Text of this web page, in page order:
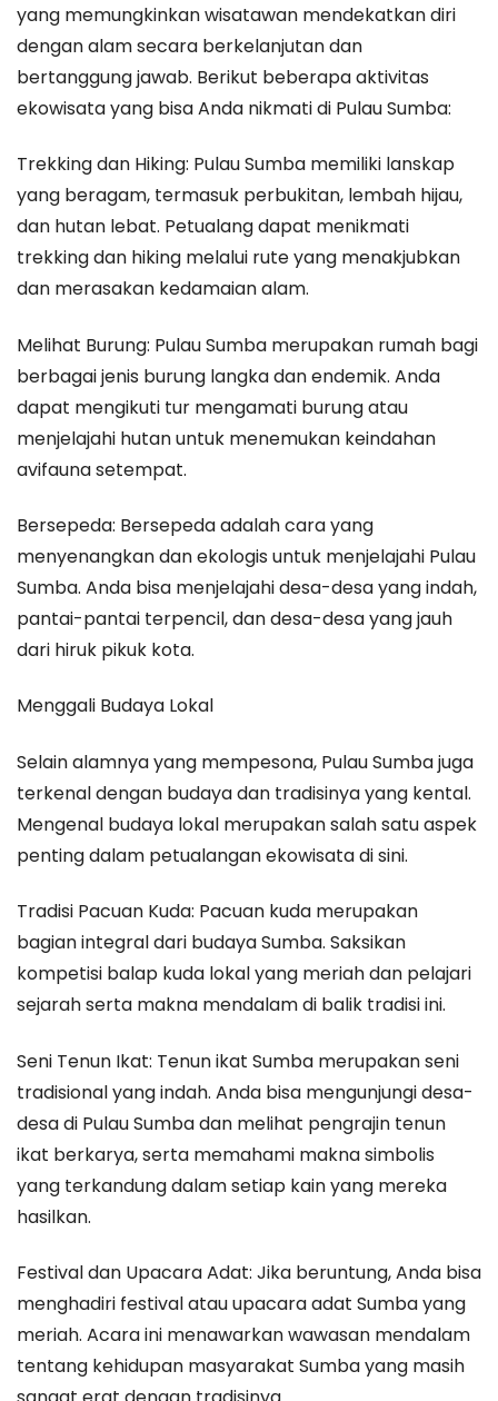
yang memungkinkan wisatawan mendekatkan diri
dengan alam secara berkelanjutan dan
bertanggung jawab. Berikut beberapa aktivitas
ekowisata yang bisa Anda nikmati di Pulau Sumba:
Trekking dan Hiking: Pulau Sumba memiliki lanskap
yang beragam, termasuk perbukitan, lembah hijau,
dan hutan lebat. Petualang dapat menikmati
trekking dan hiking melalui rute yang menakjubkan
dan merasakan kedamaian alam.
Melihat Burung: Pulau Sumba merupakan rumah bagi
berbagai jenis burung langka dan endemik. Anda
dapat mengikuti tur mengamati burung atau
menjelajahi hutan untuk menemukan keindahan
avifauna setempat.
Bersepeda: Bersepeda adalah cara yang
menyenangkan dan ekologis untuk menjelajahi Pulau
Sumba. Anda bisa menjelajahi desa-desa yang indah,
pantai-pantai terpencil, dan desa-desa yang jauh
dari hiruk pikuk kota.
Menggali Budaya Lokal
Selain alamnya yang mempesona, Pulau Sumba juga
terkenal dengan budaya dan tradisinya yang kental.
Mengenal budaya lokal merupakan salah satu aspek
penting dalam petualangan ekowisata di sini.
Tradisi Pacuan Kuda: Pacuan kuda merupakan
bagian integral dari budaya Sumba. Saksikan
kompetisi balap kuda lokal yang meriah dan pelajari
sejarah serta makna mendalam di balik tradisi ini.
Seni Tenun Ikat: Tenun ikat Sumba merupakan seni
tradisional yang indah. Anda bisa mengunjungi desa-
desa di Pulau Sumba dan melihat pengrajin tenun
ikat berkarya, serta memahami makna simbolis
yang terkandung dalam setiap kain yang mereka
hasilkan.
Festival dan Upacara Adat: Jika beruntung, Anda bisa
menghadiri festival atau upacara adat Sumba yang
meriah. Acara ini menawarkan wawasan mendalam
tentang kehidupan masyarakat Sumba yang masih